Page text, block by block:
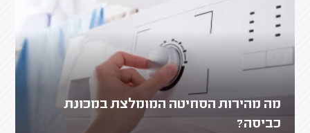
מה מהירות הסחיטה המומלצת במכונת
כביסה?